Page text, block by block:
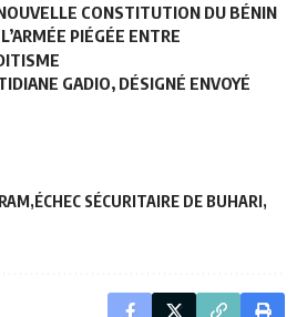
CONSTITUTION DU BÉNIN
PIÉGÉE ENTRE
GADIO, DÉSIGNÉ ENVOYÉ
ÉCHEC SÉCURITAIRE DE BUHARI